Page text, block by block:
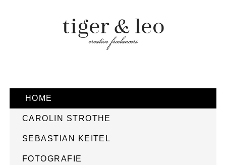
HOME
CAROLIN STROTHE
SEBASTIAN KEITEL
FOTOGRAFIE